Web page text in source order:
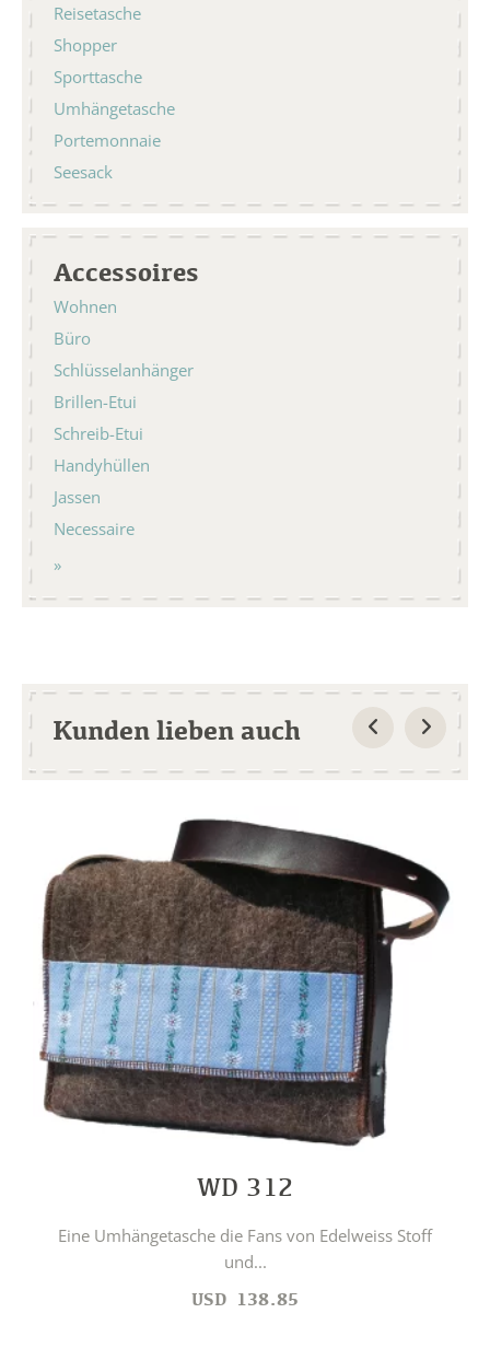
Reisetasche
Shopper
Sporttasche
Umhängetasche
Portemonnaie
Seesack
Accessoires
Wohnen
Büro
Schlüsselanhänger
Brillen-Etui
Schreib-Etui
Handyhüllen
Jassen
Necessaire
Kunden lieben auch
WD 312
Eine Umhängetasche die Fans von Edelweiss Stoff
und...
USD 138.85